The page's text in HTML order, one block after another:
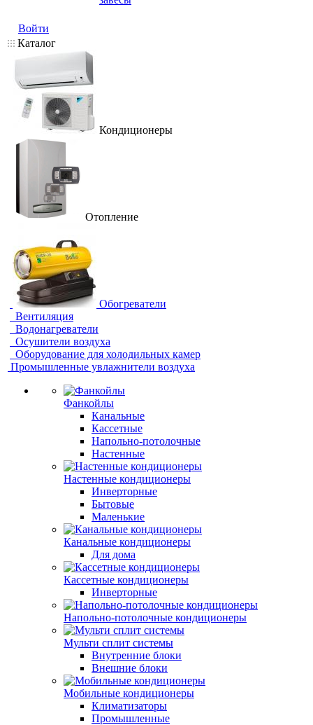
Войти
Каталог
Кондиционеры
Отопление
Обогреватели
Вентиляция
Водонагреватели
Осушители воздуха
Оборудование для холодильных камер
Промышленные увлажнители воздуха
Фанкойлы
Канальные
Кассетные
Напольно-потолочные
Настенные
Настенные кондиционеры
Инверторные
Бытовые
Маленькие
Канальные кондиционеры
Для дома
Кассетные кондиционеры
Инверторные
Напольно-потолочные кондиционеры
Мульти сплит системы
Внутренние блоки
Внешние блоки
Мобильные кондиционеры
Климатизаторы
Промышленные